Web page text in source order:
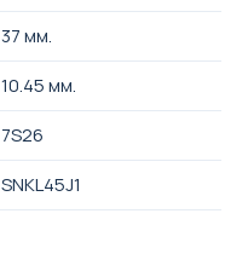
37 мм.
10.45 мм.
7S26
SNKL45J1